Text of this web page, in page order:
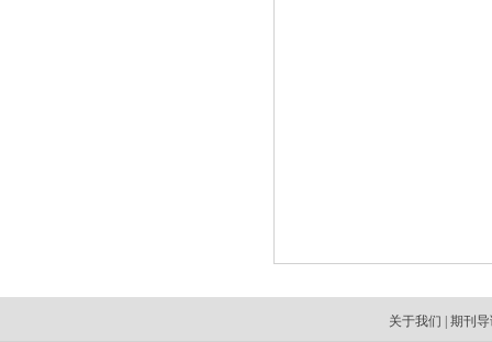
关于我们 期刊